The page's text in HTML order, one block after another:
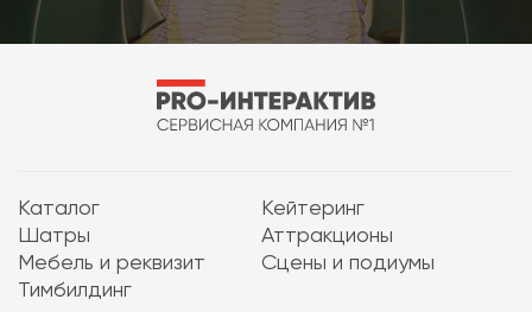
Каталог
Кейтеринг
Шатры
Аттракционы
Мебель и реквизит
Сцены и подиумы
Тимбилдинг